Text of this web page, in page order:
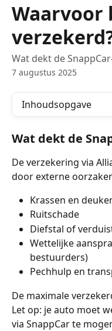
Waarvoor
Wat dekt de
7 augustus 2025
Inhoudsopgave
Wat dekt de
De verzekering via
door externe
Krassen en
Ruitschade
Diefstal of
Wettelijke
bestuurders)
Pechhulp en
De maximale
Let op: je auto moet
via SnappCar te